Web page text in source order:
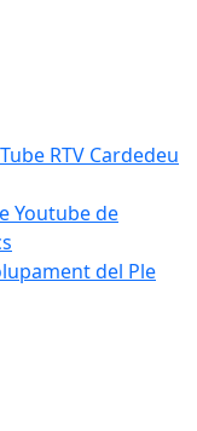
RTV Cardedeu
Youtube de
del Ple